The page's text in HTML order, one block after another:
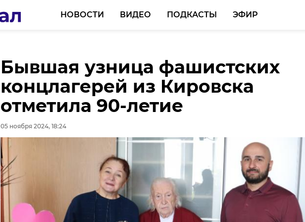
НОВОСТИ ВИДЕО ПОДКАСТЫ ЭФИР
Бывшая узница фашистских
концлагерей из Кировска
отметила 90-летие
05 ноября 2024, 18:24
В Ленобласти стартовал прием
заявок на премию признания
"Команда 47"
05 ноября 2024, 17:53
Пьяный водитель каршеринга в
Петербурге не справился с
гололедом и улетел в кусты
05 ноября 2024, 17:35